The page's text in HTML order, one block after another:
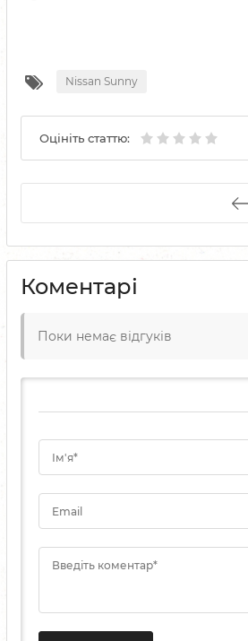
Nissan Sunny
Оцініть статтю:
Коментарі
Поки немає відгуків
Ім'я*
Email
Введіть коментар*